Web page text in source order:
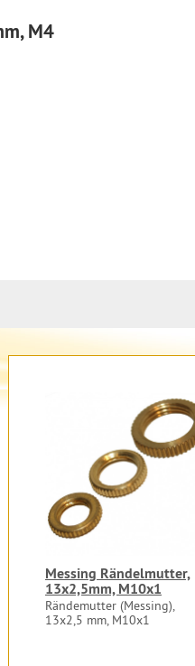
M4
Messing Rändelmutter,
13x2,5mm, M10x1
Rändemutter (Messing),
13x2,5 mm, M10x1